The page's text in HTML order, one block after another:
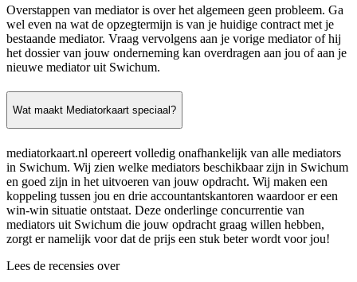
Overstappen van mediator is over het algemeen geen probleem. Ga
wel even na wat de opzegtermijn is van je huidige contract met je
bestaande mediator. Vraag vervolgens aan je vorige mediator of hij
het dossier van jouw onderneming kan overdragen aan jou of aan je
nieuwe mediator uit Swichum.
Wat maakt Mediatorkaart speciaal?
mediatorkaart.nl opereert volledig onafhankelijk van alle mediators
in Swichum. Wij zien welke mediators beschikbaar zijn in Swichum
en goed zijn in het uitvoeren van jouw opdracht. Wij maken een
koppeling tussen jou en drie accountantskantoren waardoor er een
win-win situatie ontstaat. Deze onderlinge concurrentie van
mediators uit Swichum die jouw opdracht graag willen hebben,
zorgt er namelijk voor dat de prijs een stuk beter wordt voor jou!
Lees de recensies over